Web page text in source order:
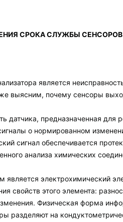
СРОКА СЛУЖБЫ СЕНСОРОВ
является
выясним, почему сенсоры
датчика, предназначенная
о нормированном
сигнал обеспечивается
анализа химических
является электрохимический
свойств этого элемента:
Физическая форма
разделяют на